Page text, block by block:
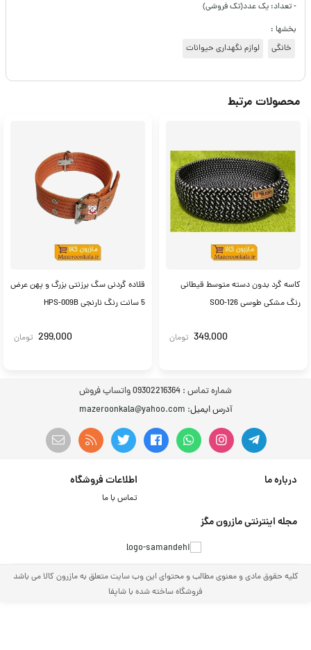
- تعداد: یک عدد(تک فروشی)
بخشها :
خانگی
لوازم نگهداری حیوانات
محصولات مرتبط
کاسه گرد بدون دسته متوسط قیطانی
رنگ مشکی طوسی SOO-126
349,000 تومان
قلاده گردنی سگ برزنتی بزرگ و پهن عرض
5 سانت رنگ نارنجی HPS-009B
299,000 تومان
شماره تماس : 09302216364 واتساپ فروش
آدرس ایمیل: mazeroonkala@yahoo.com
درباره ما اطلاعات فروشگاه
تماس با ما
مجله اینترنتی مازرون مگز
کلیه حقوق مادی و معنوی مطالب و محتوای این وب سایت متعلق به مازرون کالا می باشد
فروشگاه ساخته شده با شاپفا